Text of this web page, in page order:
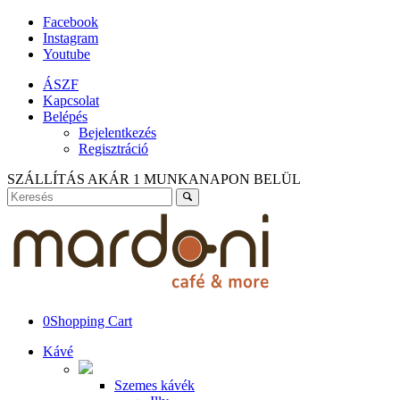
Facebook
Instagram
Youtube
ÁSZF
Kapcsolat
Belépés
Bejelentkezés
Regisztráció
SZÁLLÍTÁS AKÁR 1 MUNKANAPON BELÜL
0Shopping Cart
Kávé
Szemes kávék